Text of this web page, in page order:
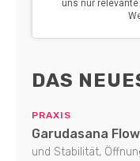
DAS
PRAXIS
Garudasana
und Stabilität,